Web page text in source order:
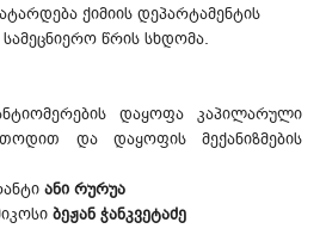
ქიმიის დეპარტამენტის
წრის სხდომა.
დაყოფა კაპილარული
და დაყოფის მექანიზმების
ანი რურუა
ბეჟან ჭანკვეტაძე